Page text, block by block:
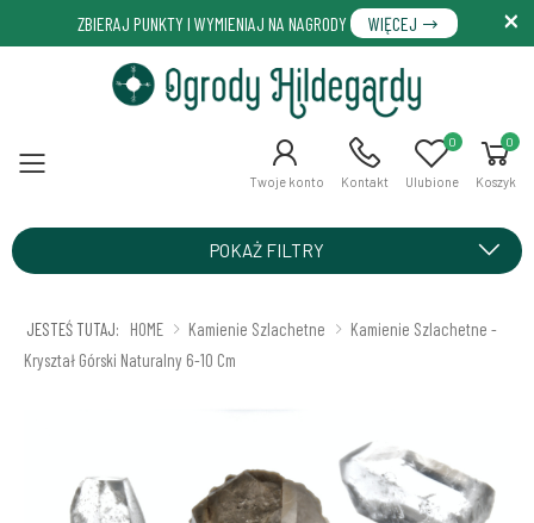
ZBIERAJ PUNKTY I WYMIENIAJ NA NAGRODY WIĘCEJ
Menu Twoje konto Kontakt Ulubione
0 0
Koszyk
POKAŻ FILTRY
JESTEŚ TUTAJ: HOME Kamienie Szlachetne
Kamienie Szlachetne -
Kryształ Górski Naturalny 6-10 Cm